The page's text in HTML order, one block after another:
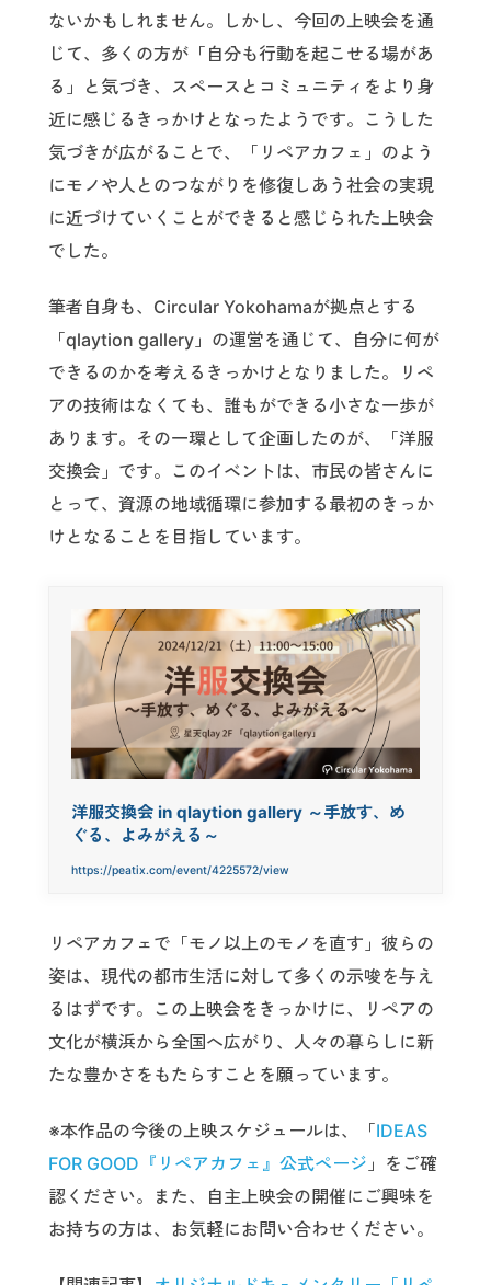
ないかもしれません。しかし、今回の上映会を通
じて、多くの方が「自分も行動を起こせる場があ
る」と気づき、スペースとコミュニティをより身
近に感じるきっかけとなったようです。こうした
気づきが広がることで、「リペアカフェ」のよう
にモノや人とのつながりを修復しあう社会の実現
に近づけていくことができると感じられた上映会
でした。
筆者自身も、Circular Yokohamaが拠点とする
「qlaytion gallery」の運営を通じて、自分に何が
できるのかを考えるきっかけとなりました。リペ
アの技術はなくても、誰もができる小さな一歩が
あります。その一環として企画したのが、「洋服
交換会」です。このイベントは、市民の皆さんに
とって、資源の地域循環に参加する最初のきっか
けとなることを目指しています。
洋服交換会 in qlaytion gallery ～手放す、め
ぐる、よみがえる～
https://peatix.com/event/4225572/view
リペアカフェで「モノ以上のモノを直す」彼らの
姿は、現代の都市生活に対して多くの示唆を与え
るはずです。この上映会をきっかけに、リペアの
文化が横浜から全国へ広がり、人々の暮らしに新
たな豊かさをもたらすことを願っています。
※本作品の今後の上映スケジュールは、「IDEAS
FOR GOOD『リペアカフェ』公式ページ 」をご確
認ください。また、自主上映会の開催にご興味を
お持ちの方は、お気軽にお問い合わせください。